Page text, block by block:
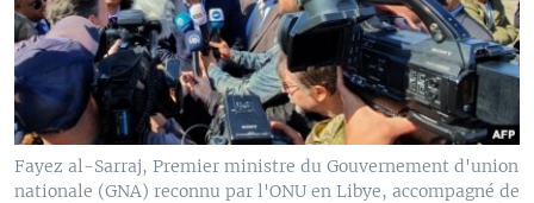
Fayez al-Sarraj, Premier ministre du Gouvernement d'union
nationale (GNA) reconnu par l'ONU en Libye, accompagné de